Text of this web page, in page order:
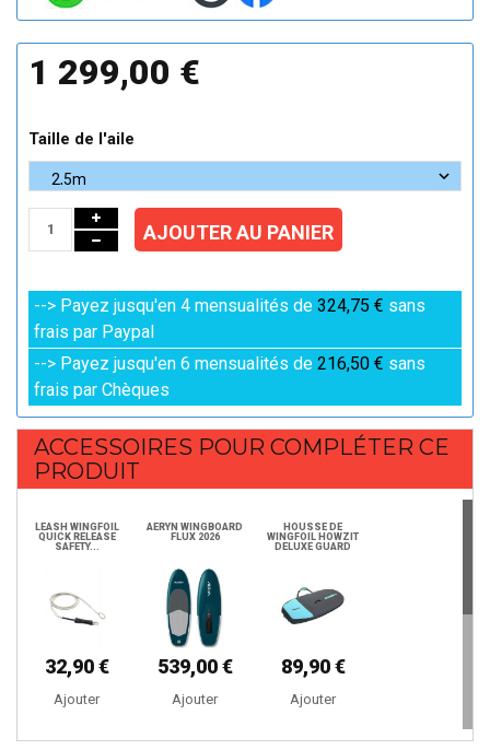
1 299,00 €
Taille de l'aile
AJOUTER AU PANIER
--> Payez jusqu'en 4 mensualités de 324,75 € sans
frais par Paypal
--> Payez jusqu'en 6 mensualités de 216,50 € sans
frais par Chèques
ACCESSOIRES POUR COMPLÉTER CE
PRODUIT
LEASH WINGFOIL
QUICK RELEASE
SAFETY...
32,90 €
Ajouter
AERYN WINGBOARD
FLUX 2026
539,00 €
Ajouter
HOUSSE DE
WINGFOIL HOWZIT
DELUXE GUARD
89,90 €
Ajouter